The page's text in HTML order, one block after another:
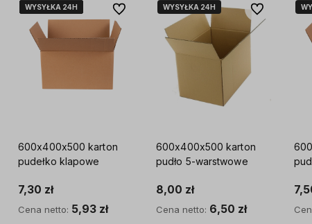
WYSYŁKA 24H
WYSYŁKA 24H
WYSYŁKA 24H
WYSYŁKA 24H
WYSYŁKA 24H
600x400x500 karton
pudełko klapowe
7,30 zł
Cena netto: 5,93 zł
Do ulubionychWYSYŁKA 24H
600x400x500 karton
pudło 5-warstwowe
8,00 zł
Cena netto: 6,50 zł
Do ulubionych